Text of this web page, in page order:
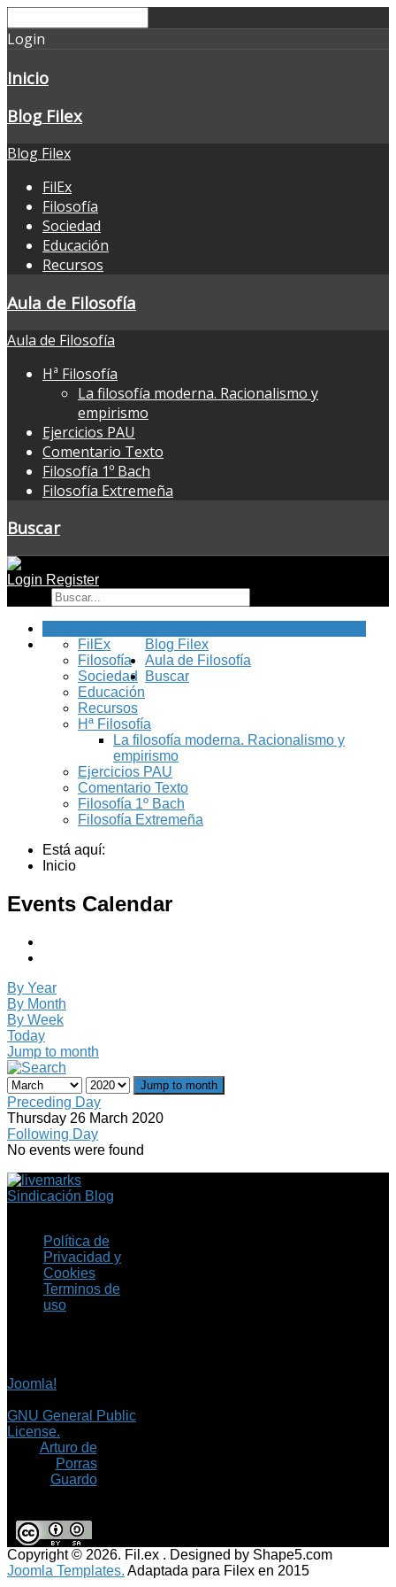
Login
Inicio
Blog Filex
Blog Filex
FilEx
Filosofía
Sociedad
Educación
Recursos
Aula de Filosofía
Aula de Filosofía
Hª Filosofía
La filosofía moderna. Racionalismo y
empirismo
Ejercicios PAU
Comentario Texto
Filosofía 1º Bach
Filosofía Extremeña
Buscar
Login Register
Blog Filex
FilEx
Filosofía
Sociedad
Educación
Recursos
Aula de Filosofía
Hª Filosofía
La filosofía moderna. Racionalismo y
empirismo
Ejercicios PAU
Comentario Texto
Filosofía 1º Bach
Filosofía Extremeña
Buscar
Está aquí:
Inicio
Events Calendar
By Year
By Month
By Week
Today
Jump to month
Jump to month
Preceding Day
Thursday 26 March 2020
Following Day
No events were found
Sindicación Blog
Política de
Privacidad y
Cookies
Terminos de
uso
Joomla!
GNU General Public
License.
Arturo de
Porras
Guardo
Copyright © 2026. Fil.ex . Designed by Shape5.com
Joomla Templates. Adaptada para Filex en 2015